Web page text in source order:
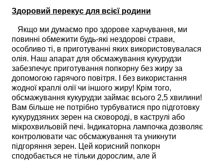
Здоровий перекус для всієї родини
Якщо ми думаємо про здорове харчування, ми
повинні обмежити будь-які нездорові страви,
особливо ті, в приготуванні яких використовувалася
олія. Наш апарат для обсмажування кукурудзи
забезпечує приготування попкорну без жиру за
допомогою гарячого повітря. І без використання
жодної краплі олії чи іншого жиру! Крім того,
обсмажування кукурудзи займає всього 2,5 хвилини!
Вам більше не потрібно турбуватися про підготовку
кукурудзяних зерен на сковороді, в каструлі або
мікрохвильовій печі. Індикаторна лампочка дозволяє
контролювати час обсмажування та уникнути
підгоряння зерен. Цей корисний попкорн
сподобається не тільки дорослим, але й